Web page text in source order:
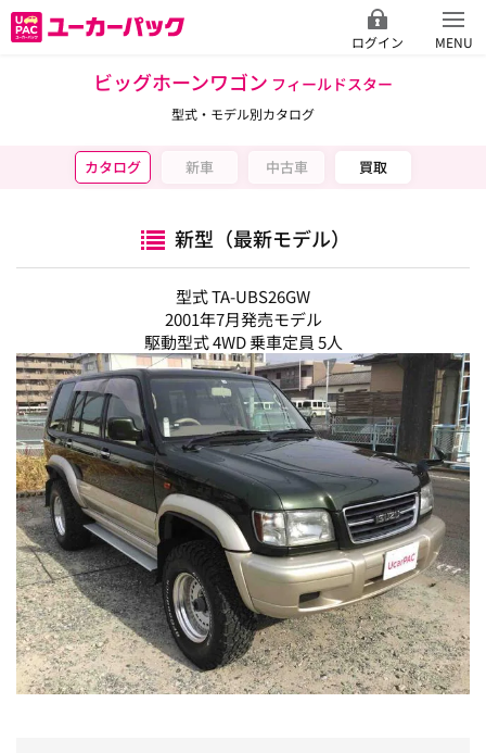
ログイン MENU
ビッグホーンワゴン フィールドスター
型式・モデル別カタログ
カタログ 新車 中古車 買取
新型（最新モデル）
型式 TA-UBS26GW
2001年7月発売モデル
駆動型式 4WD 乗車定員 5人